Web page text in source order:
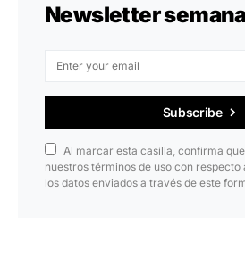
Newsletter
Subscribe
Al marcar esta casilla, confirma
nuestros términos de uso con
los datos enviados a través de este